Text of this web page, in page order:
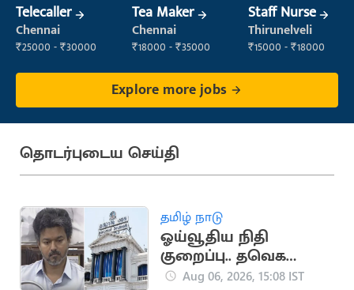
Telecaller
Chennai
₹25000 - ₹30000
Tea Maker
Chennai
₹18000 - ₹35000
Staff Nurse
Thirunelveli
₹15000 - ₹18000
Explore more jobs
தொடர்புடைய செய்தி
தமிழ் நாடு
ஓய்வூதிய நிதி
குறைப்பு.. தவெக
அரசுக்கு தலைமைச்
Aug 06, 2026, 15:08 IST